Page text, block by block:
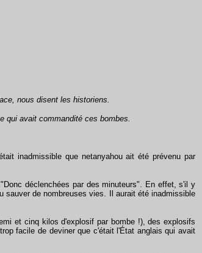
nous disent les historiens.
qui avait commandité ces bombes.
inadmissible que netanyahou ait été prévenu par
déclenchées par des minuteurs". En effet, s'il y
sauver de nombreuses vies. Il aurait été inadmissible
et cinq kilos d'explosif par bombe !), des explosifs
facile de deviner que c'était l'État anglais qui avait